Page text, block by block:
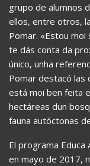
grupo de alumnos
ellos, entre otros,
Pomar. «Estou
te dás conta da
único, unha
Pomar destacó las
está moi ben feita
hectáreas dun
fauna autóctonas
El programa
en mayo de 2017,